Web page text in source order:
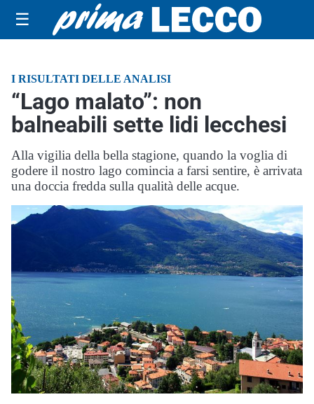
☰
I RISULTATI DELLE ANALISI
“Lago malato”: non
balneabili sette lidi lecchesi
Alla vigilia della bella stagione, quando la voglia di
godere il nostro lago comincia a farsi sentire, è arrivata
una doccia fredda sulla qualità delle acque.